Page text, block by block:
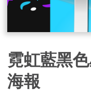
霓虹藍黑
海報